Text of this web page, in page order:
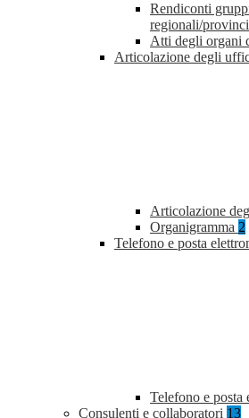
Rendiconti
regionali/
Atti degli organi
Articolazione degli
Articolazione
Organigramma 2
Telefono e posta
Telefono e posta
Consulenti e collaboratori 13